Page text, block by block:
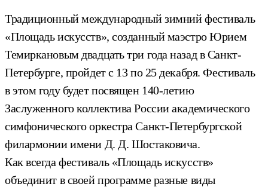
Традиционный международный зимний фестиваль
«Площадь искусств», созданный маэстро Юрием
Темиркановым двадцать три года назад в Санкт-
Петербурге, пройдет с 13 по 25 декабря. Фестиваль
в этом году будет посвящен 140-летию
Заслуженного коллектива России академического
симфонического оркестра Санкт-Петербургской
филармонии имени Д. Д. Шостаковича.
Как всегда фестиваль «Площадь искусств»
объединит в своей программе разные виды